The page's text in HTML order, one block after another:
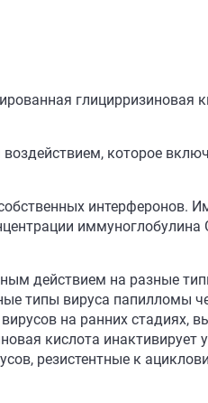
глицирризиновая
которое
иммуноглобулина
действием на разные
типы вируса папилломы
на ранних стадиях,
кислота
резистентные к